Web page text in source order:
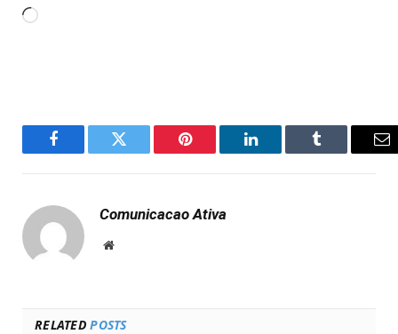
Carregando...
Facebook Twitter Pinterest LinkedIn Tumblr
Comunicacao Ativa
Website
RELATEDPOSTS